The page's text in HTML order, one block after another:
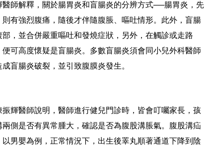
師解釋，關於腸胃炎和盲腸炎的分辨方式──腸胃炎，先
有強烈腹痛，隨後才伴隨腹脹、嘔吐情形。此外，盲腸
，並合併嚴重嘔吐和發燒症狀，另外，在觸診或走路
可高度懷疑是盲腸炎。多數盲腸炎須會同小兒外科醫師
盲腸炎破裂，並引致腹膜炎發生。
輝醫師說明，醫師進行健兒門診時，皆會叮囑家長，孩
側是否有異常腫大，確認是否為腹股溝脹氣。腹股溝疝
男嬰為例，正常情況下，出生後睪丸順著通道下降到陰